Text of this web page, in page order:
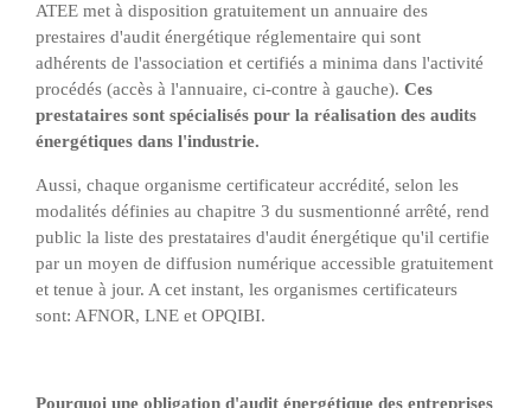
ATEE met à disposition gratuitement un annuaire des
prestaires d'audit énergétique réglementaire qui sont
adhérents de l'association et certifiés a minima dans l'activité
procédés (accès à l'annuaire, ci-contre à gauche). Ces
prestataires sont spécialisés pour la réalisation des audits
énergétiques dans l'industrie.
Aussi, chaque organisme certificateur accrédité, selon les
modalités définies au chapitre 3 du susmentionné arrêté, rend
public la liste des prestataires d'audit énergétique qu'il certifie
par un moyen de diffusion numérique accessible gratuitement
et tenue à jour. A cet instant, les organismes certificateurs
sont: AFNOR, LNE et OPQIBI.
Pourquoi une obligation d'audit énergétique des entreprises